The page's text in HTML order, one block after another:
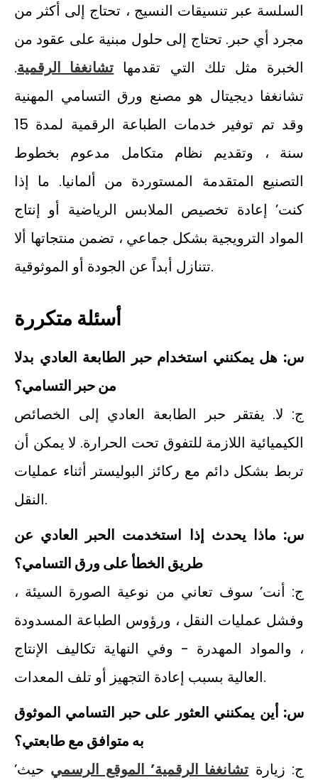
السلسة عبر تنسيقات النسيج ، تحتاج إلى أكثر من
مجرد أي حبر. تحتاج إلى حلول مبنية على عقود من
الخبرة مثل تلك التي تقدمها تشانغفا الرقمية.
تشانغفا ديجيتال هو مصنع ورق التسامي المهنية
وقد تم توفير خدمات الطباعة الرقمية لمدة 15
سنة ، وتقديم نظام متكامل مدعوم بخطوط
التصنيع المتقدمة المستوردة من ألمانيا. ما إذا
كنت’ إعادة تخصيص الملابس الرياضية أو إنتاج
المواد الترويجية بشكل جماعي ، تضمن منتجاتها ألا
تتنازل أبداً عن الجودة أو الموثوقية.
أسئلة متكررة
س: هل يمكنني استخدام حبر الطابعة العادي بدلا
من حبر التسامي؟
ج: لا. يفتقر حبر الطابعة العادي إلى الخصائص
الكيميائية اللازمة للتفوق تحت الحرارة. لا يمكن أن
تربط بشكل دائم مع ركائز البوليستر أثناء عمليات
النقل.
س: ماذا يحدث إذا استخدمت الحبر العادي عن
طريق الخطأ على ورق التسامي؟
ج: أنت’ سوف تعاني من نوعية الصورة السيئة ،
وفشل عمليات النقل ، ورؤوس الطباعة المسدودة
، والمواد المهدرة - وفي النهاية تكاليف الإنتاج
العالية بسبب إعادة التجهيز أو تلف المعدات.
س: أين يمكنني العثور على حبر التسامي الموثوق
به متوافق مع طابعتي؟
ج: زيارة تشانغفا الرقمية’ الموقع الرسمي حيث’